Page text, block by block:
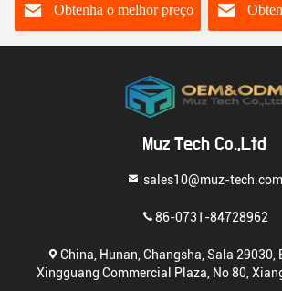
Obtenha o melhor preço
Muz Tech Co.,Ltd
sales10@muz-tech.com
86-0731-84728962
China, Hunan, Changsha, Sala 29030,
Xingguang Commercial Plaza, No 80,